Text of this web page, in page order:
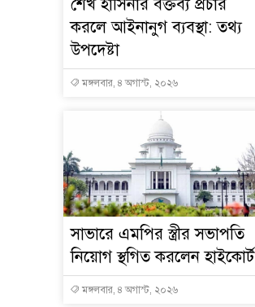
শেখ হাসিনার বক্তব্য প্রচার
করলে আইনানুগ ব্যবস্থা: তথ্য
উপদেষ্টা
মঙ্গলবার, ৪ অগাস্ট, ২০২৬
সাভারে এমপির স্ত্রীর সভাপতি
নিয়োগ স্থগিত করলেন হাইকোর্ট
মঙ্গলবার, ৪ অগাস্ট, ২০২৬